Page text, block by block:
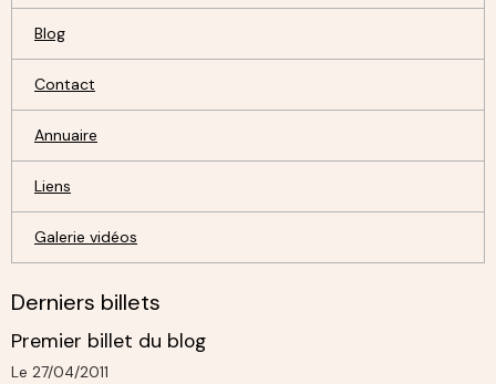
Blog
Contact
Annuaire
Liens
Galerie vidéos
Derniers billets
Premier billet du blog
Le 27/04/2011